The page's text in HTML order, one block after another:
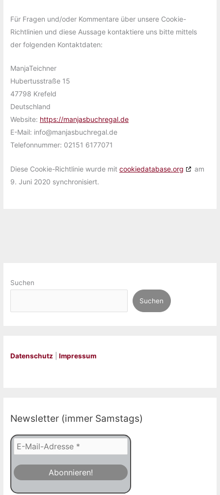
Für Fragen und/oder Kommentare über unsere Cookie-
Richtlinien und diese Aussage kontaktiere uns bitte mittels
der folgenden Kontaktdaten:
ManjaTeichner
Hubertusstraße 15
47798 Krefeld
Deutschland
Website: https://manjasbuchregal.de
E-Mail: info@manjasbuchregal.de
Telefonnummer: 02151 6177071
Diese Cookie-Richtlinie wurde mitcookiedatabase.org
am
9. Juni 2020 synchronisiert.
Suchen
Suchen
Datenschutz |Impressum
Newsletter (immer Samstags)